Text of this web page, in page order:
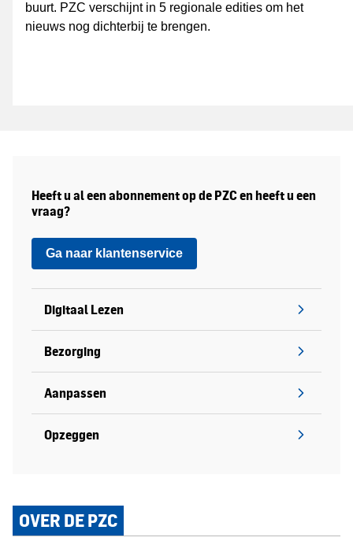
buurt. PZC verschijnt in 5 regionale edities om het
nieuws nog dichterbij te brengen.
Heeft u al een abonnement op de PZC en heeft u een
vraag?
Ga naar klantenservice
Digitaal Lezen
Bezorging
Aanpassen
Opzeggen
OVER DE PZC